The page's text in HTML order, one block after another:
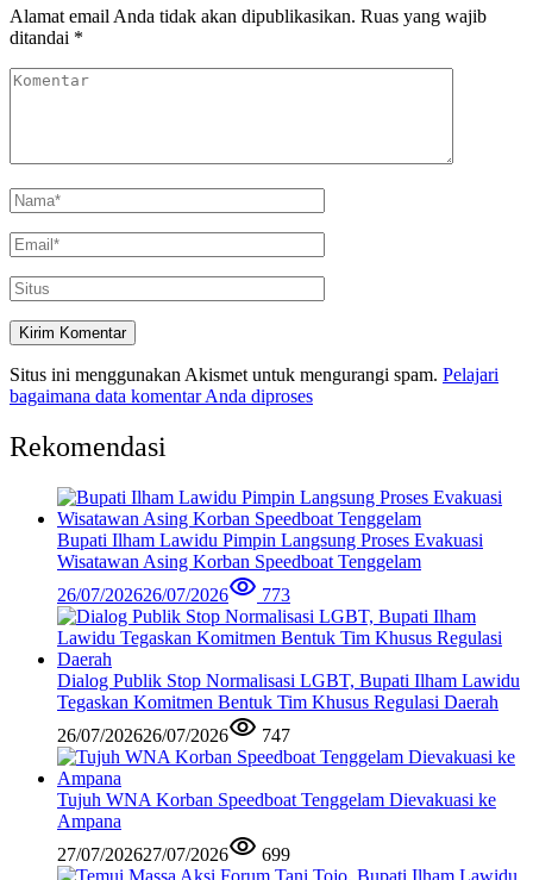
Alamat email Anda tidak akan dipublikasikan. Ruas yang wajib
ditandai *
Situs ini menggunakan Akismet untuk mengurangi spam. Pelajari
bagaimana data komentar Anda diproses
Rekomendasi
Bupati Ilham Lawidu Pimpin Langsung Proses Evakuasi
Wisatawan Asing Korban Speedboat Tenggelam
26/07/202626/07/2026 773
Dialog Publik Stop Normalisasi LGBT, Bupati Ilham Lawidu
Tegaskan Komitmen Bentuk Tim Khusus Regulasi Daerah
26/07/202626/07/2026 747
Tujuh WNA Korban Speedboat Tenggelam Dievakuasi ke
Ampana
27/07/202627/07/2026 699